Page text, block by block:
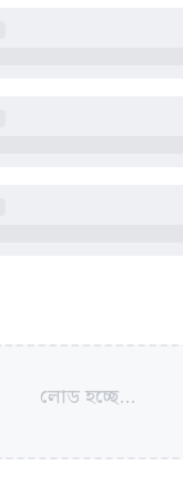
লোড হচ্ছে...